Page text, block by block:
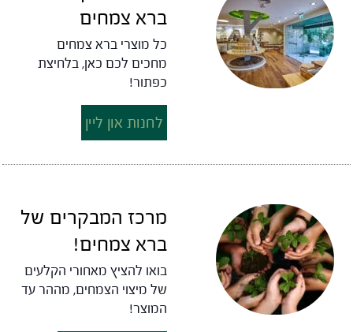
ברא צמחים
כל מוצרי ברא צמחים
מחכים לכם כאן, בלחיצת
כפתור!
לחנות און ליין
מרכז המבקרים של
ברא צמחים!
בואו להציץ מאחורי הקלעים
של מיצוי הצמחים, מההר עד
המוצר!